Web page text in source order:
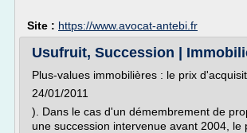
Site : https://www.avocat-antebi.fr
Usufruit, Succession |
Plus-values immobilières : le prix
24/01/2011
). Dans le cas d'un démembrement de
une succession intervenue avant 2004, le